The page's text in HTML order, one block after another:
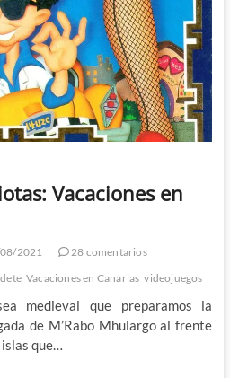
Vacaciones en
2021
28 comentarios
Vacaciones en Canarias videojuegos
medieval que preparamos la
de M’Rabo Mhulargo al frente
islas que…